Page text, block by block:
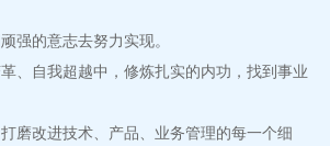
强的意志去努力实现。
、自我超越中，修炼扎实的内功，找到事业
磨改进技术、产品、业务管理的每一个细